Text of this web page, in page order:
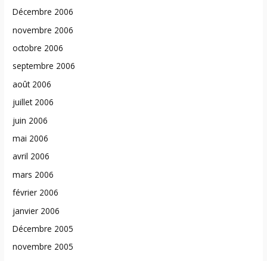
Décembre 2006
novembre 2006
octobre 2006
septembre 2006
août 2006
juillet 2006
juin 2006
mai 2006
avril 2006
mars 2006
février 2006
janvier 2006
Décembre 2005
novembre 2005